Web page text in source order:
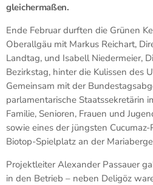
gleichermaßen.
Ende Februar durften die Grünen
Oberallgäu mit Markus Reichart,
Landtag, und Isabell Niedermeier,
Bezirkstag, hinter die Kulissen des
Gemeinsam mit der
parlamentarische Staatssekretärin
Familie, Senioren, Frauen und
sowie eines der jüngsten
Biotop-Spielplatz an der
Projektleiter Alexander Passauer
in den Betrieb – neben Deligöz